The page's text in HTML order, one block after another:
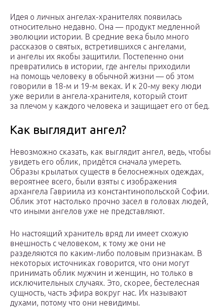
Идея о личных ангелах-хранителях появилась
относительно недавно. Она — продукт медленной
эволюции истории. В средние века было много
рассказов о святых, встретившихся с ангелами,
и ангелы их якобы защитили. Постепенно они
превратились в истории, где ангелы приходили
на помощь человеку в обычной жизни — об этом
говорили в 18-м и 19-м веках. И к 20-му веку люди
уже верили в ангела-хранителя, который стоит
за плечом у каждого человека и защищает его от бед.
Как выглядит ангел?
Невозможно сказать, как выглядит ангел, ведь, чтобы
увидеть его облик, придётся сначала умереть.
Образы крылатых существ в белоснежных одеждах,
вероятнее всего, были взяты с изображения
архангела Гавриила из константинопольской Софии.
Облик этот настолько прочно засел в головах людей,
что иными ангелов уже не представляют.
Но настоящий хранитель вряд ли имеет схожую
внешность с человеком, к тому же они не
разделяются по каким-либо половым признакам. В
некоторых источниках говорится, что они могут
принимать облик мужчин и женщин, но только в
исключительных случаях. Это, скорее, бестелесная
сущность, часть эфира вокруг нас. Их называют
духами, потому что они невидимы.